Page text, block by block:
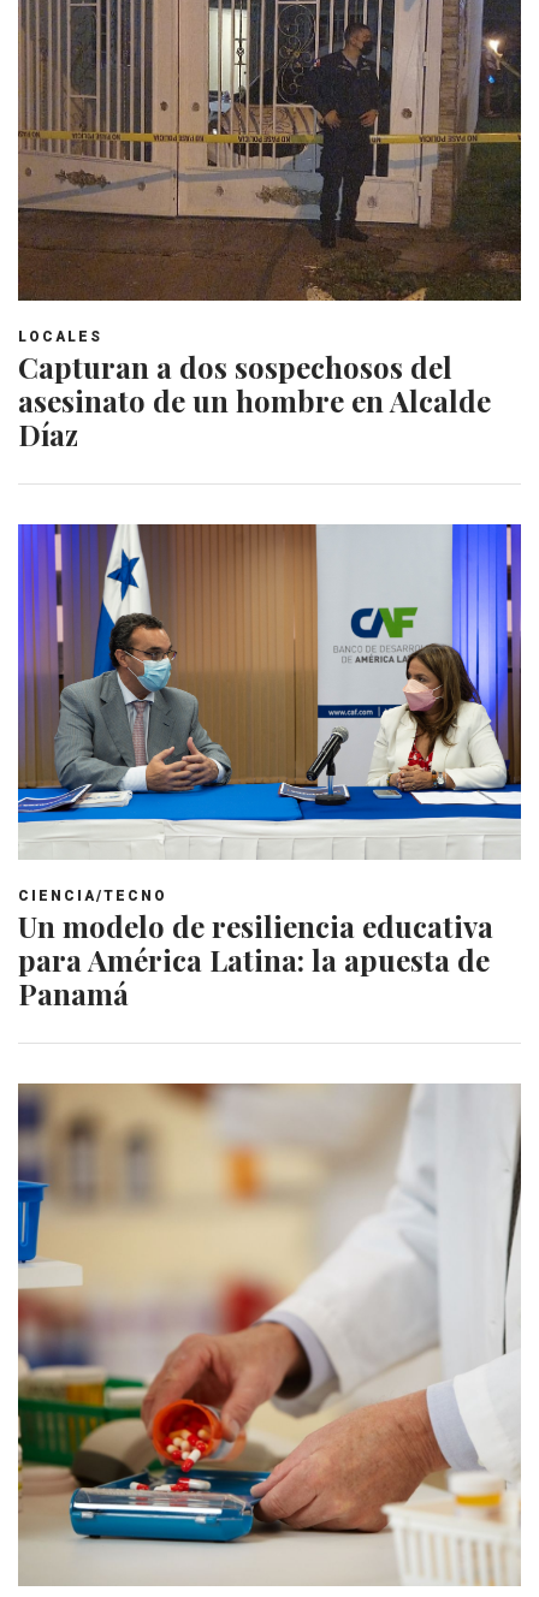
LOCALES
Capturan a dos sospechosos del
asesinato de un hombre en Alcalde
Díaz
CIENCIA/TECNO
Un modelo de resiliencia educativa
para América Latina: la apuesta de
Panamá